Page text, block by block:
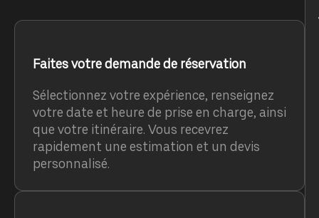
Faites votre demande de réservation
Sélectionnez votre expérience, renseignez
votre date et heure de prise en charge, ainsi
que votre itinéraire. Vous recevrez
rapidement une estimation et un devis
personnalisé.